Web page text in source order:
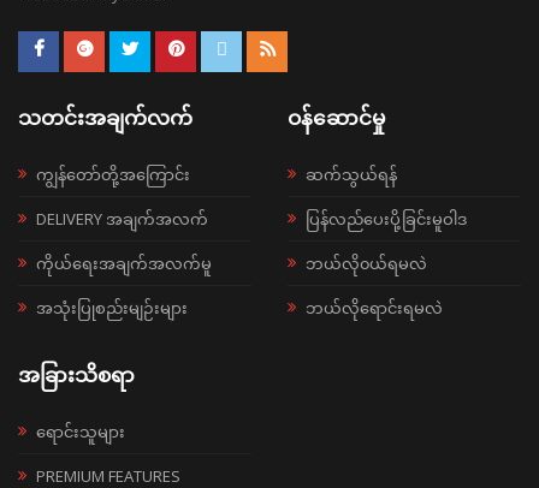
သတင်းအချက်လက်
ကျွန်တော်တို့အကြောင်း
DELIVERY အချက်အလက်
ကိုယ်ရေးအချက်အလက်မူ
အသုံးပြုစည်းမျဉ်းများ
ဝန်ဆောင်မှု
ဆက်သွယ်ရန်
ပြန်လည်ပေးပို့ခြင်းမူဝါဒ
ဘယ်လို၀ယ်ရမလဲ
ဘယ်လိုရောင်းရမလဲ
အခြားသိစရာ
ရောင်းသူများ
PREMIUM FEATURES